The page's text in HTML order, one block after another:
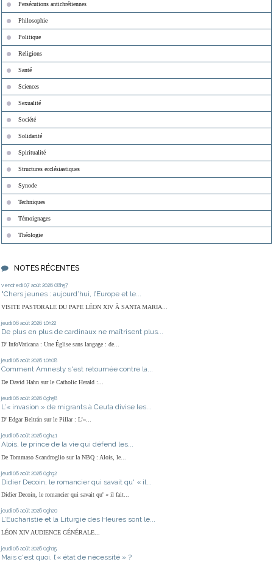
Persécutions antichrétiennes
Philosophie
Politique
Religions
Santé
Sciences
Sexualité
Société
Solidarité
Spiritualité
Structures ecclésiastiques
Synode
Techniques
Témoignages
Théologie
NOTES RÉCENTES
vendredi 07 août 2026 08h57
"Chers jeunes : aujourd’hui, l’Europe et le...
VISITE PASTORALE DU PAPE LÉON XIV À SANTA MARIA...
jeudi 06 août 2026 10h22
De plus en plus de cardinaux ne maîtrisent plus...
D' InfoVaticana : Une Église sans langage : de...
jeudi 06 août 2026 10h08
Comment Amnesty s'est retournée contre la...
De David Hahn sur le Catholic Herald :...
jeudi 06 août 2026 09h58
L’« invasion » de migrants à Ceuta divise les...
D' Edgar Beltrán sur le Pillar : L’«...
jeudi 06 août 2026 09h41
Alois, le prince de la vie qui défend les...
De Tommaso Scandroglio sur la NBQ : Alois, le...
jeudi 06 août 2026 09h32
Didier Decoin, le romancier qui savait qu' « il...
Didier Decoin, le romancier qui savait qu' « il fait...
jeudi 06 août 2026 09h20
L’Eucharistie et la Liturgie des Heures sont le...
LÉON XIV AUDIENCE GÉNÉRALE...
jeudi 06 août 2026 09h15
Mais c'est quoi, l’« état de nécessité » ?